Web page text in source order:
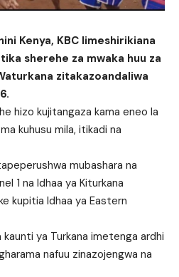
Kenya, KBC limeshirikiana
sherehe za mwaka huu za
zitakazoandaliwa
hizo kujitangaza kama eneo la
kuhusu mila, itikadi na
mubashara na
1 na Idhaa ya Kiturkana
kupitia Idhaa ya Eastern
ya Turkana imetenga ardhi
nafuu zinazojengwa na